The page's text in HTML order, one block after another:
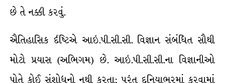
છે તે નક્કી કરવું.
ઐતિહાસિક ર્દષ્ટિએ આઇ.પી.સી.સી. વિજ્ઞાન સંબંધિત સૌથી
મોટો પ્રયાસ (અભિગમ) છે. આઇ.પી.સી.સી.ના વિજ્ઞાનીઓ
પોતે કોઈ સંશોધનો નથી કરતા; પરંતુ દુનિયાભરમાં કરવામાં